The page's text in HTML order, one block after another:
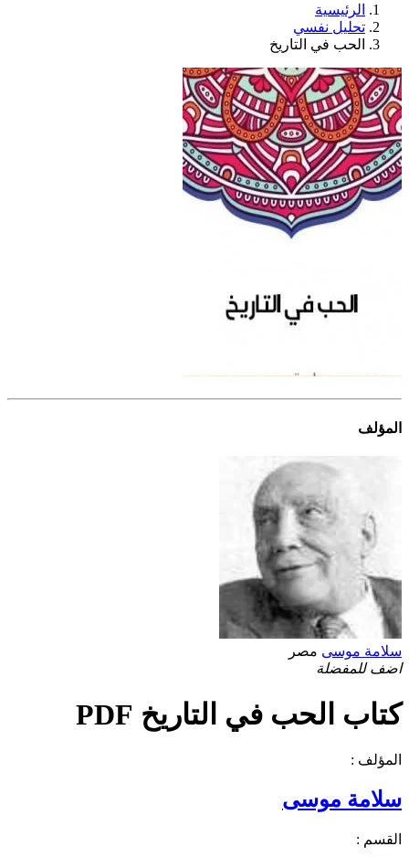
الرئيسية
تحليل نفسي
الحب في التاريخ
المؤلف
سلامة موسى مصر
اضف للمفضلة
كتاب الحب في التاريخ PDF
المؤلف :
سلامة موسى
القسم :